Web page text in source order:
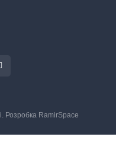
Розробка RamirSpace